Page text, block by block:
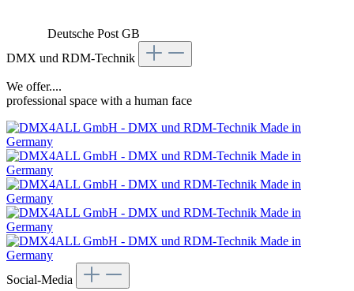
Deutsche Post GB
DMX und RDM-Technik
We offer....
professional space with a human face
Social-Media